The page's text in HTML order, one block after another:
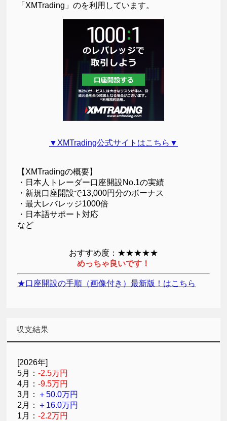
「XMTrading」のを利用しています。
▼XMTrading公式サイトはこちら▼
【XMTradingの概要】
・日本人トレーダー口座開設No.1の実績
・新規口座開設で13,000円分のボーナス
・最大レバレッジ1000倍
・日本語サポート対応
など
おすすめ度：★★★★★
めっちゃ良いです！
★口座開設の手順（画像付き）最新版！はこちら
収支結果
[2026年]
5月：-2.5万円
4月：-9.5万円
3月： ＋50.0万円
2月： ＋16.0万円
1月：-2.2万円